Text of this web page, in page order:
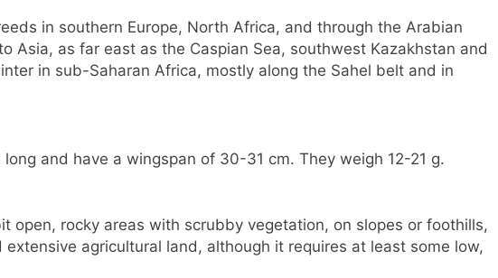
in southern Europe, North Africa, and through the Arabian
Asia, as far east as the Caspian Sea, southwest Kazakhstan and
in sub-Saharan Africa, mostly along the Sahel belt and in
and have a wingspan of 30-31 cm. They weigh 12-21 g.
open, rocky areas with scrubby vegetation, on slopes or foothills,
extensive agricultural land, although it requires at least some low,